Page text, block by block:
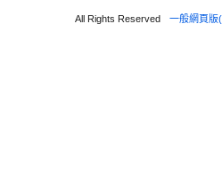
All Rights Reserved 一般網頁版